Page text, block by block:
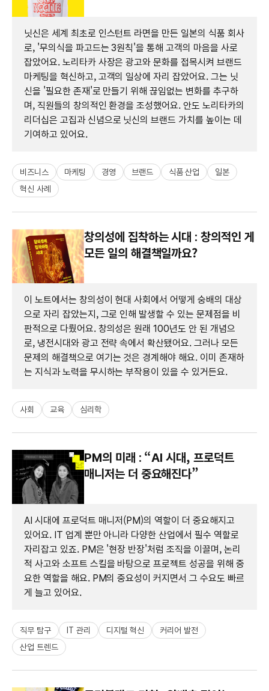
닛신은 세계 최초로 인스턴트 라면을 만든 일본의 식품 회사
로, '무의식을 파고드는 3원칙'을 통해 고객의 마음을 사로
잡았어요. 노리타카 사장은 광고와 문화를 접목시켜 브랜드
마케팅을 혁신하고, 고객의 일상에 자리 잡았어요. 그는 닛
신을 '필요한 존재'로 만들기 위해 끊임없는 변화를 추구하
며, 직원들의 창의적인 환경을 조성했어요. 안도 노리타카의
리더십은 고집과 신념으로 닛신의 브랜드 가치를 높이는 데
기여하고 있어요.
비즈니스 마케팅 경영 브랜드 식품 산업
일본
혁신 사례
창의성에 집착하는 시대 : 창의적인 게
모든 일의 해결책일까요?
이 노트에서는 창의성이 현대 사회에서 어떻게 숭배의 대상
으로 자리 잡았는지, 그로 인해 발생할 수 있는 문제점을 비
판적으로 다뤘어요. 창의성은 원래 100년도 안 된 개념으
로, 냉전시대와 광고 전략 속에서 확산됐어요. 그러나 모든
문제의 해결책으로 여기는 것은 경계해야 해요. 이미 존재하
는 지식과 노력을 무시하는 부작용이 있을 수 있거든요.
사회 교육 심리학
PM의 미래 : “AI 시대, 프로덕트
매니저는 더 중요해진다”
AI 시대에 프로덕트 매니저(PM)의 역할이 더 중요해지고
있어요. IT 업계 뿐만 아니라 다양한 산업에서 필수 역할로
자리잡고 있죠. PM은 '현장 반장'처럼 조직을 이끌며, 논리
적 사고와 소프트 스킬을 바탕으로 프로젝트 성공을 위해 중
요한 역할을 해요. PM의 중요성이 커지면서 그 수요도 빠르
게 늘고 있어요.
직무 탐구 IT 관리 디지털 혁신
커리어 발전
산업 트렌드